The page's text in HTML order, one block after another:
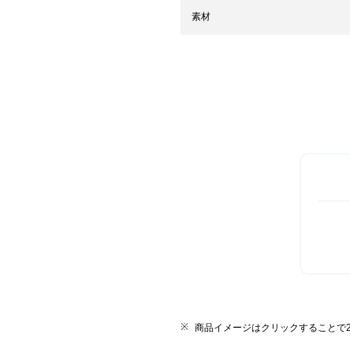
素材
商品イメージはクリックすることで